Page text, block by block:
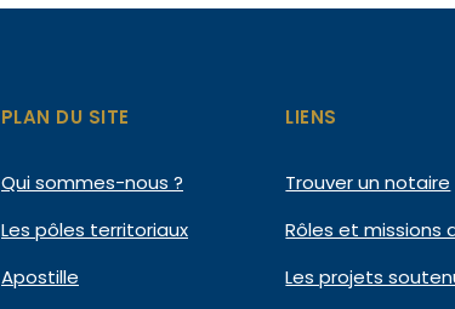
PLAN DU SITE
Quisommes-nous ?
Les pôles territoriaux
Apostille
LIENS
Trouver un notaire
Rôles et missions
Les projets